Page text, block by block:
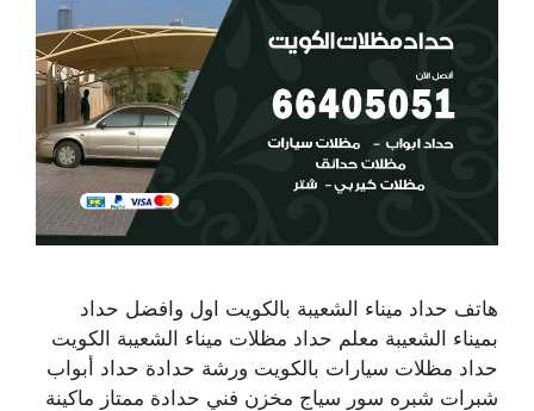
هاتف حداد ميناء الشعيبة بالكويت اول وافضل حداد
بميناء الشعيبة معلم حداد مظلات ميناء الشعيبة الكويت
حداد مظلات سيارات بالكويت ورشة حدادة حداد أبواب
شبرات شبره سور سياج مخزن فني حدادة ممتاز ماكينة